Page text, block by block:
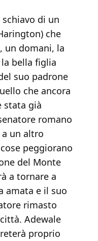
di un
che
un domani, la
bella figlia
suo padrone
che ancora
stata già
romano
un altro
peggiorano
del Monte
a tornare a
amata e il suo
rimasto
Adewale
proprio